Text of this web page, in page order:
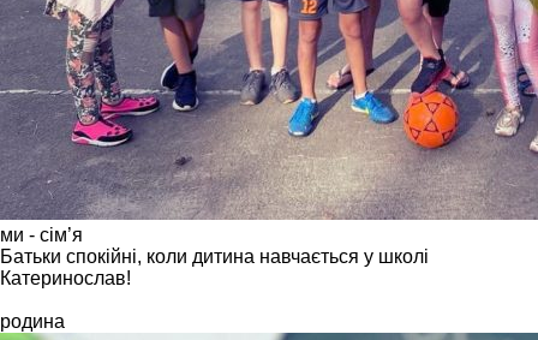
ми - сім’я
Батьки спокійні, коли дитина навчається у школі
Катеринослав!
родина